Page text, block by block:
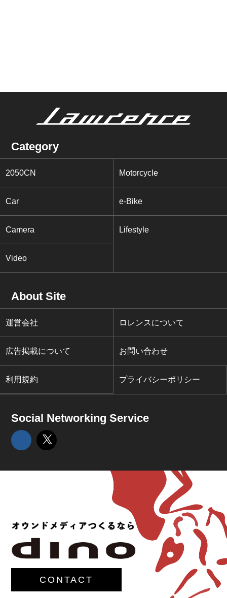
Category
2050CN Motorcycle
Car e-Bike
Camera Lifestyle
Video
About Site
運営会社 ロレンスについて
広告掲載について お問い合わせ
利用規約 プライバシーポリシー
Social Networking Service
CONTACT